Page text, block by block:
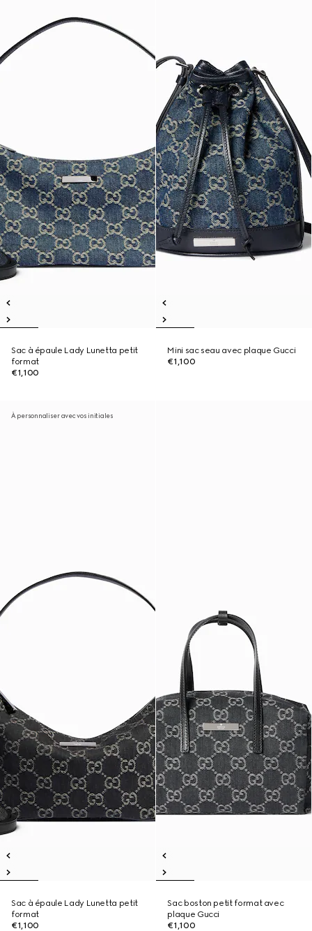
Sac à épaule Lady Lunetta petit
format
€1,100
Mini sac seau avec plaque Gucci
€1,100
À personnaliser avec vos initiales
Sac à épaule Lady Lunetta petit
format
€1,100
Sac boston petit format avec
plaque Gucci
€1,100